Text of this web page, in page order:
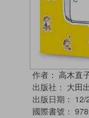
作者： 高木直
出版社： 大田
出版日期： 12/
國際書號：